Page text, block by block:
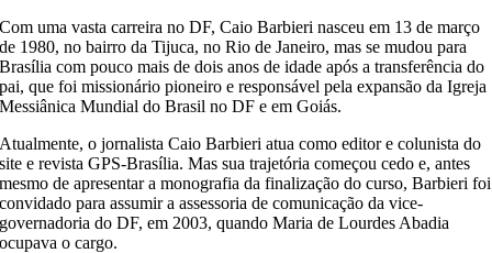
Com uma vasta carreira no DF, Caio Barbieri nasceu em 13 de março
de 1980, no bairro da Tijuca, no Rio de Janeiro, mas se mudou para
Brasília com pouco mais de dois anos de idade após a transferência do
pai, que foi missionário pioneiro e responsável pela expansão da Igreja
Messiânica Mundial do Brasil no DF e em Goiás.
Atualmente, o jornalista Caio Barbieri atua como editor e colunista do
site e revista GPS-Brasília. Mas sua trajetória começou cedo e, antes
mesmo de apresentar a monografia da finalização do curso, Barbieri foi
convidado para assumir a assessoria de comunicação da vice-
governadoria do DF, em 2003, quando Maria de Lourdes Abadia
ocupava o cargo.